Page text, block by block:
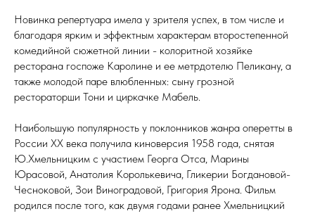
Новинка репертуара имела у зрителя успех, в том числе и
благодаря ярким и эффектным характерам второстепенной
комедийной сюжетной линии - колоритной хозяйке
ресторана госпоже Каролине и ее метрдотелю Пеликану, а
также молодой паре влюбленных: сыну грозной
рестораторши Тони и циркачке Мабель.
Наибольшую популярность у поклонников жанра оперетты в
России XX века получила киноверсия 1958 года, снятая
Ю.Хмельницким с участием Георга Отса, Марины
Юрасовой, Анатолия Королькевича, Гликерии Богдановой-
Чесноковой, Зои Виноградовой, Григория Ярона. Фильм
родился после того, как двумя годами ранее Хмельницкий